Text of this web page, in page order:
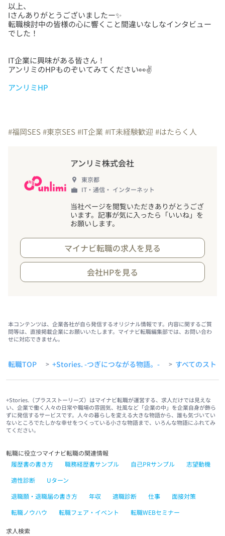
以上、
Iさんありがとうございましたー✨
転職検討中の皆様の心に響くこと間違いなしなインタビュー
IT企業に興味がある皆さん！
アンリミHP
#福岡SES#東京SES#IT企業 #IT未経験歓迎 #はたらく人
アンリミ株式会社
東京都
IT・通信・ インターネット
当社ページを閲覧いただきありがとうござ
います。記事が気に入ったら「いいね」を
お願いします。
マイナビ転職の求人を見る
会社HPを見る
本コンテンツは、企業各社が自ら発信するオリジナル情報です。内容に関するご質
問等は、直接掲載企業にお願いいたします。マイナビ転職編集部では、お問い合わ
せに対応できません。
転職TOP > +Stories. -つぎにつながる物語。- > すべてのスト
+Stories.（プラスストーリーズ）はマイナビ転職が運営する、求人だけでは見えな
い、企業で働く人々の日常や職場の雰囲気、社風など「企業の中」を企業自身が飾ら
ずに発信するサービスです。人々の暮らしを変える大きな物語から、誰も気づいてい
ないところでたしかな幸せをつくっている小さな物語まで、いろんな物語にふれてみ
てください。
転職に役立つマイナビ転職の関連情報
履歴書の書き方
職務経歴書サンプル 自己PRサンプル
志望動機
適性診断
Uターン
退職願・退職届の書き方
年収 適職診断 仕事
面接対策
転職ノウハウ
転職フェア・イベント 転職WEBセミナー
求人検索